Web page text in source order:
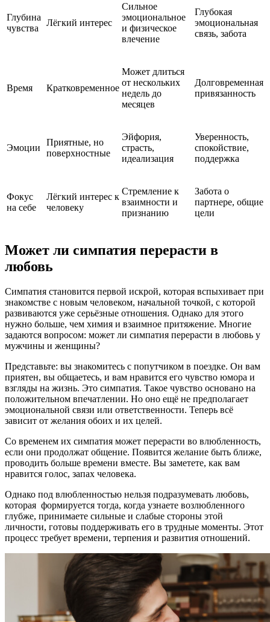
Глубина
чувства
Лёгкий интерес
Сильное
эмоциональное
и физическое
влечение
Глубокая
эмоциональная
связь, забота
Время Кратковременное
Может длиться
от нескольких
недель до
месяцев
Долговременная
привязанность
Эмоции
Приятные, но
поверхностные
Эйфория,
страсть,
идеализация
Уверенность,
спокойствие,
поддержка
Фокус
на себе
Лёгкий интерес к
человеку
Стремление к
взаимности и
признанию
Забота о
партнере, общие
цели
Может ли симпатия перерасти в
любовь
Симпатия становится первой искрой, которая вспыхивает при
знакомстве с новым человеком, начальной точкой, с которой
развиваются уже серьёзные отношения. Однако для этого
нужно больше, чем химия и взаимное притяжение. Многие
задаются вопросом: может ли симпатия перерасти в любовь у
мужчины и женщины?
Представьте: вы знакомитесь с попутчиком в поездке. Он вам
приятен, вы общаетесь, и вам нравится его чувство юмора и
взгляды на жизнь. Это симпатия. Такое чувство основано на
положительном впечатлении. Но оно ещё не предполагает
эмоциональной связи или ответственности. Теперь всё
зависит от желания обоих и их целей.
Со временем их симпатия может перерасти во влюбленность,
если они продолжат общение. Появится желание быть ближе,
проводить больше времени вместе. Вы заметете, как вам
нравится голос, запах человека.
Однако под влюбленностью нельзя подразумевать любовь,
которая формируется тогда, когда узнаете возлюбленного
глубже, принимаете сильные и слабые стороны этой
личности, готовы поддерживать его в трудные моменты. Этот
процесс требует времени, терпения и развития отношений.